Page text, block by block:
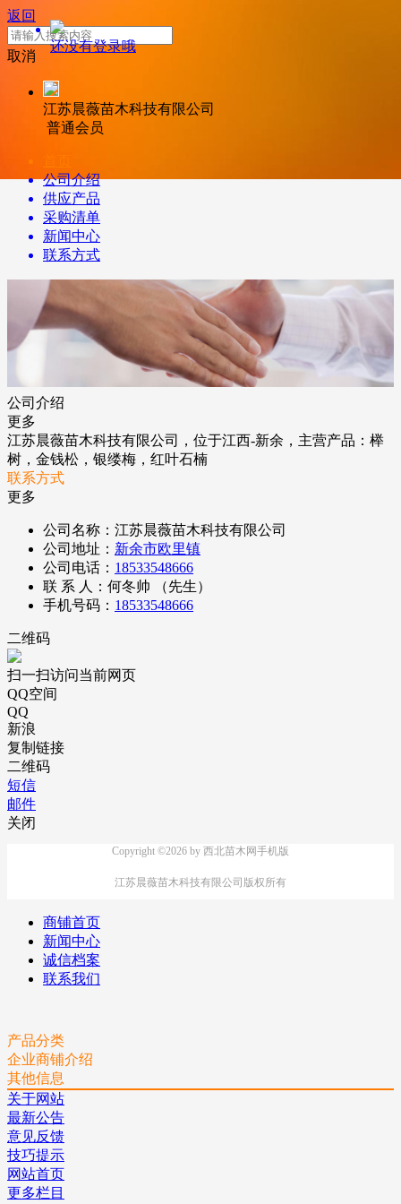
返回
取消
江苏晨薇苗木科技有限公司
普通会员
公司介绍
供应产品
采购清单
新闻中心
联系方式
公司介绍
更多
江苏晨薇苗木科技有限公司，位于江西-新余，主营产品：榉
树，金钱松，银缕梅，红叶石楠
联系方式
更多
公司名称：江苏晨薇苗木科技有限公司
公司地址： 新余市欧里镇
公司电话： 18533548666
联 系 人：何冬帅 （先生）
手机号码： 18533548666
二维码
扫一扫访问当前网页
QQ空间
QQ
新浪
复制链接
二维码
短信
邮件
关闭
Copyright ©2026 by 西北苗木网手机版
江苏晨薇苗木科技有限公司版权所有
商铺首页
新闻中心
诚信档案
联系我们
产品分类
企业商铺介绍
其他信息
还没有登录哦
关于网站
最新公告
意见反馈
技巧提示
网站首页
更多栏目